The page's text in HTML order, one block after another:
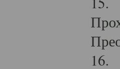
16.